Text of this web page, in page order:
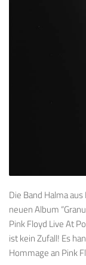
Die Band Halma
neuen Album
Pink Floyd Live At
ist kein Zufall! Es
Hommage an Pink